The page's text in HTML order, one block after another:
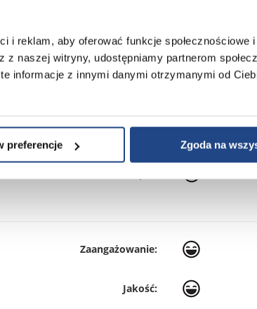
i reklam, aby oferować funkcje społecznościowe
naszej witryny, udostępniamy partnerom
informacje z innymi danymi otrzymanymi od
preferencje Zgoda na
Zaangażowanie:
Jakość: